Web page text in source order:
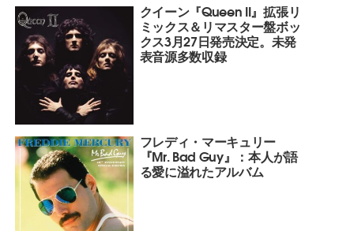
クイーン『Queen II』拡張リ
ミックス＆リマスター盤ボッ
クス3月27日発売決定。未発
表音源多数収録
フレディ・マーキュリー
『Mr. Bad Guy』：本人が語
る愛に溢れたアルバム